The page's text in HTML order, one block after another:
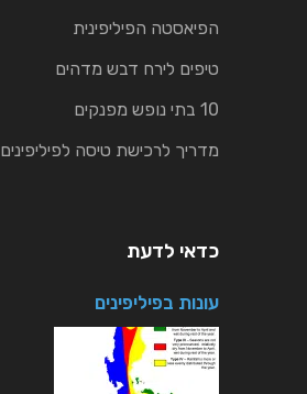
הפיאסטה הפיליפינית
טיפים לירח דבש מדהים
10 בתי נופש מפנקים
מדריך לרכישת טיסה לפיליפינים
כדאי לדעת
עונות בפיליפינים